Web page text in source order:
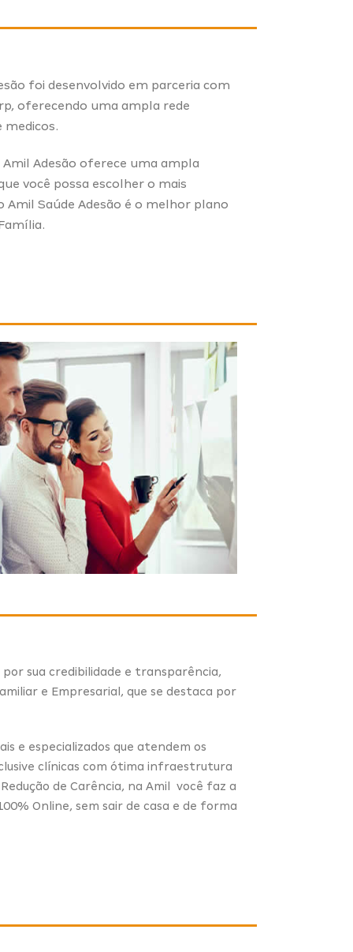
foi desenvolvido em parceria com
oferecendo uma ampla rede
medicos.
Adesão oferece uma ampla
você possa escolher o mais
Amil Saúde Adesão é o melhor plano
sua credibilidade e transparência,
e Empresarial, que se destaca por
e especializados que atendem os
clínicas com ótima infraestrutura
de Carência, na Amil você faz a
Online, sem sair de casa e de forma